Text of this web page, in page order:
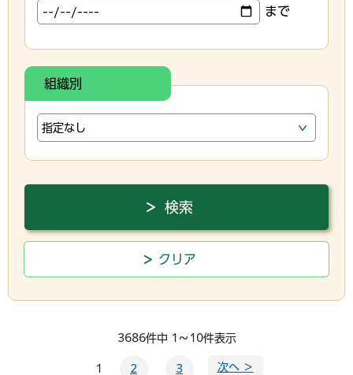
まで
組織別
3686件中 1～10件表示
1 2 3 次へ ＞